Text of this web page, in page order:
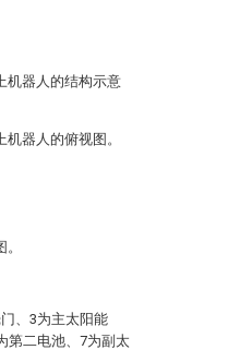
机器人的结构示意
器人的俯视图。
、3为主太阳能
第二电池、7为副太